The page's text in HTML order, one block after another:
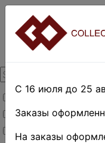
Товары со скидкой
Товары в наличии
Новинки
С 16 июля до 25
Заказы
На заказы